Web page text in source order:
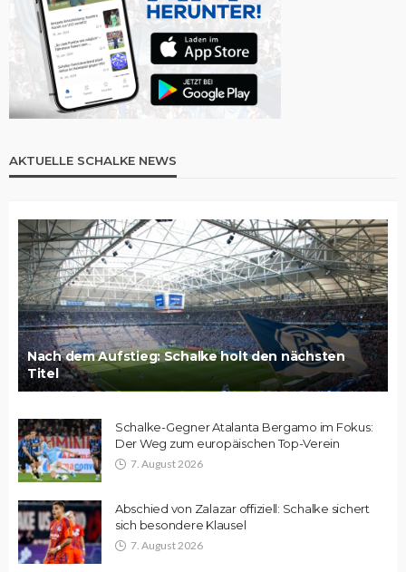
AKTUELLE SCHALKE NEWS
Nach dem Aufstieg: Schalke holt den nächsten
Titel
Schalke-Gegner Atalanta Bergamo im Fokus:
Der Weg zum europäischen Top-Verein
7. August 2026
Abschied von Zalazar offiziell: Schalke sichert
sich besondere Klausel
7. August 2026